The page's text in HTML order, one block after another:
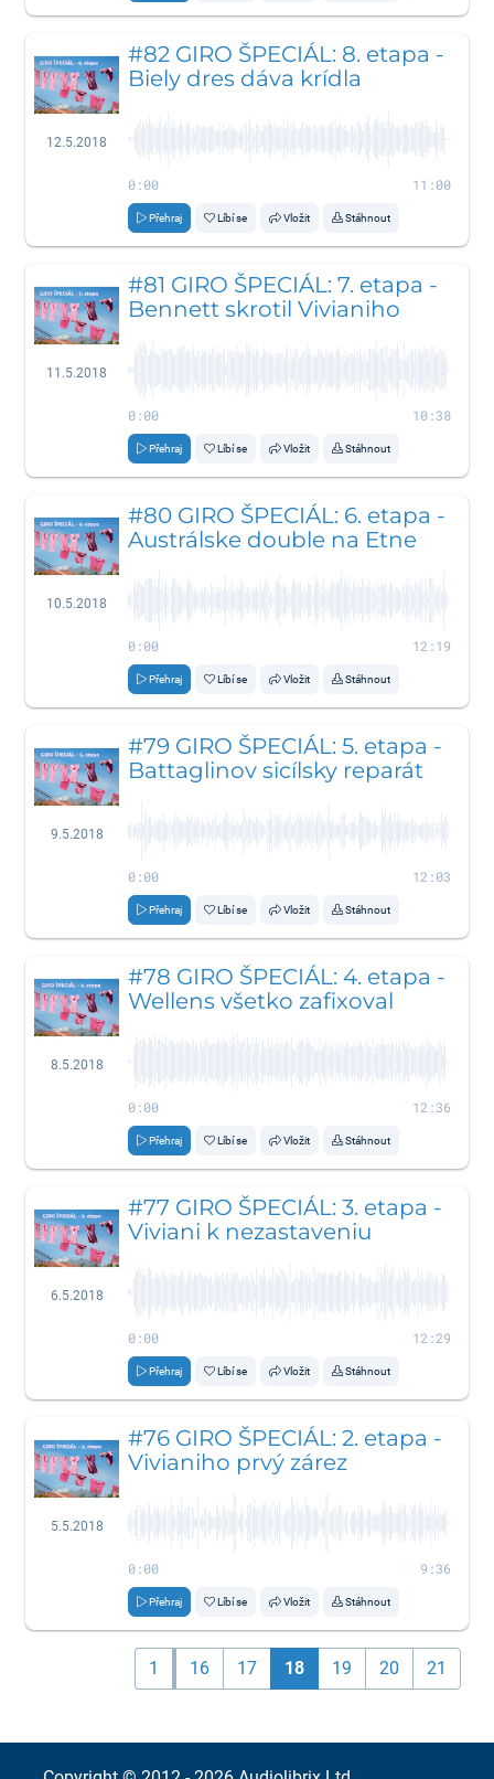
12.5.2018
#82 GIRO ŠPECIÁL: 8. etapa -
Biely dres dáva krídla
0:00 11:00
Přehraj Líbí se Vložit Stáhnout
11.5.2018
#81 GIRO ŠPECIÁL: 7. etapa -
Bennett skrotil Vivianiho
0:00 10:38
Přehraj Líbí se Vložit Stáhnout
10.5.2018
#80 GIRO ŠPECIÁL: 6. etapa -
Austrálske double na Etne
0:00 12:19
Přehraj Líbí se Vložit Stáhnout
9.5.2018
#79 GIRO ŠPECIÁL: 5. etapa -
Battaglinov sicílsky reparát
0:00 12:03
Přehraj Líbí se Vložit Stáhnout
8.5.2018
#78 GIRO ŠPECIÁL: 4. etapa -
Wellens všetko zafixoval
0:00 12:36
Přehraj Líbí se Vložit Stáhnout
6.5.2018
#77 GIRO ŠPECIÁL: 3. etapa -
Viviani k nezastaveniu
0:00 12:29
Přehraj Líbí se Vložit Stáhnout
5.5.2018
#76 GIRO ŠPECIÁL: 2. etapa -
Vivianiho prvý zárez
0:00 9:36
Přehraj Líbí se Vložit Stáhnout
1 16 17 18 19 20 21